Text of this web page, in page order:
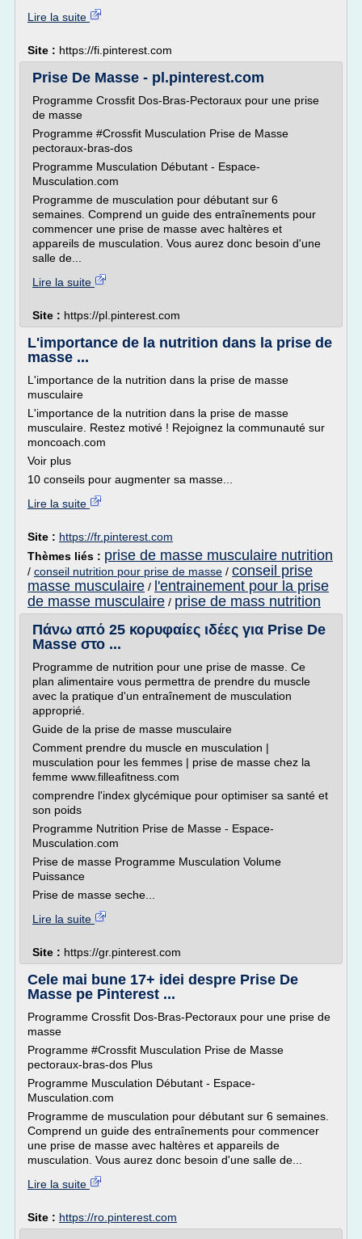
Lire la suite
Site : https://fi.pinterest.com
Prise De Masse - pl.pinterest.com
Programme Crossfit Dos-Bras-Pectoraux pour une prise
de masse
Programme #Crossfit Musculation Prise de Masse
pectoraux-bras-dos
Programme Musculation Débutant - Espace-
Musculation.com
Programme de musculation pour débutant sur 6
semaines. Comprend un guide des entraînements pour
commencer une prise de masse avec haltères et
appareils de musculation. Vous aurez donc besoin d'une
salle de...
Lire la suite
Site : https://pl.pinterest.com
L'importance de la nutrition dans la prise de
masse ...
L'importance de la nutrition dans la prise de masse
musculaire
L'importance de la nutrition dans la prise de masse
musculaire. Restez motivé ! Rejoignez la communauté sur
moncoach.com
Voir plus
10 conseils pour augmenter sa masse...
Lire la suite
Site : https://fr.pinterest.com
Thèmes liés : prise de masse musculaire nutrition
/ conseil nutrition pour prise de masse / conseil prise
masse musculaire / l'entrainement pour la prise
de masse musculaire / prise de mass nutrition
Πάνω από 25 κορυφαίες ιδέες για Prise De
Masse στο ...
Programme de nutrition pour une prise de masse. Ce
plan alimentaire vous permettra de prendre du muscle
avec la pratique d'un entraînement de musculation
approprié.
Guide de la prise de masse musculaire
Comment prendre du muscle en musculation |
musculation pour les femmes | prise de masse chez la
femme www.filleafitness.com
comprendre l'index glycémique pour optimiser sa santé et
son poids
Programme Nutrition Prise de Masse - Espace-
Musculation.com
Prise de masse Programme Musculation Volume
Puissance
Prise de masse seche...
Lire la suite
Site : https://gr.pinterest.com
Cele mai bune 17+ idei despre Prise De
Masse pe Pinterest ...
Programme Crossfit Dos-Bras-Pectoraux pour une prise de
masse
Programme #Crossfit Musculation Prise de Masse
pectoraux-bras-dos Plus
Programme Musculation Débutant - Espace-
Musculation.com
Programme de musculation pour débutant sur 6 semaines.
Comprend un guide des entraînements pour commencer
une prise de masse avec haltères et appareils de
musculation. Vous aurez donc besoin d'une salle de...
Lire la suite
Site : https://ro.pinterest.com